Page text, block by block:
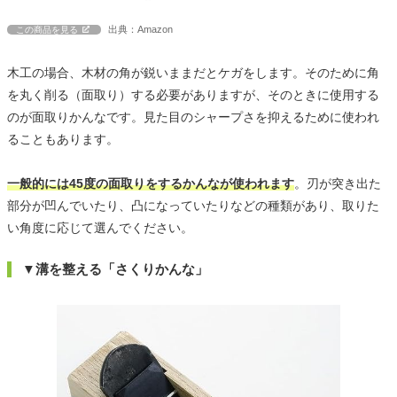
この商品を見る 出典：Amazon
木工の場合、木材の角が鋭いままだとケガをします。そのために角
を丸く削る（面取り）する必要がありますが、そのときに使用する
のが面取りかんなです。見た目のシャープさを抑えるために使われ
ることもあります。
一般的には45度の面取りをするかんなが使われます。刃が突き出た
部分が凹んでいたり、凸になっていたりなどの種類があり、取りた
い角度に応じて選んでください。
▼溝を整える「さくりかんな」